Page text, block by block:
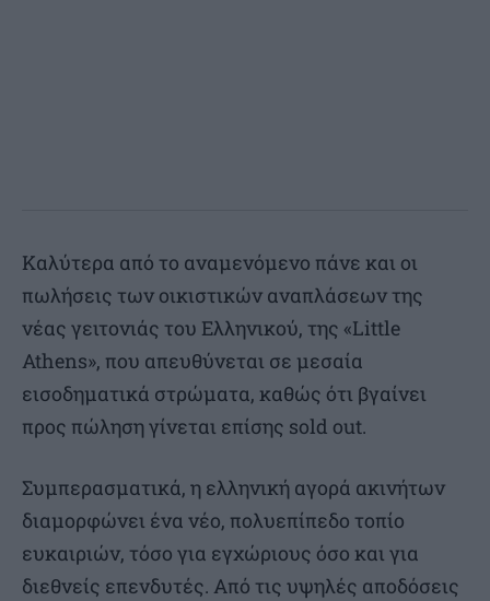
Καλύτερα από το αναμενόμενο πάνε και οι
πωλήσεις των οικιστικών αναπλάσεων της
νέας γειτονιάς του Ελληνικού, της «Little
Athens», που απευθύνεται σε μεσαία
εισοδηματικά στρώματα, καθώς ότι βγαίνει
προς πώληση γίνεται επίσης sold out.
Συμπερασματικά, η ελληνική αγορά ακινήτων
διαμορφώνει ένα νέο, πολυεπίπεδο τοπίο
ευκαιριών, τόσο για εγχώριους όσο και για
διεθνείς επενδυτές. Από τις υψηλές αποδόσεις